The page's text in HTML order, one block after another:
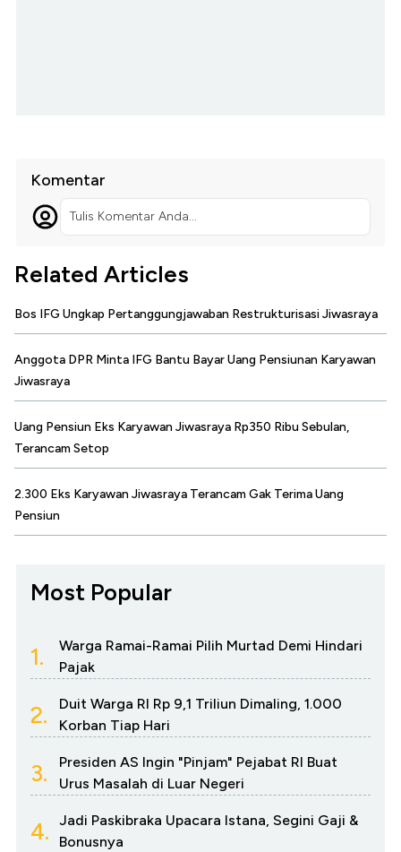
Komentar
Tulis Komentar Anda...
Related Articles
Bos IFG Ungkap Pertanggungjawaban Restrukturisasi Jiwasraya
Anggota DPR Minta IFG Bantu Bayar Uang Pensiunan Karyawan
Jiwasraya
Uang Pensiun Eks Karyawan Jiwasraya Rp350 Ribu Sebulan,
Terancam Setop
2.300 Eks Karyawan Jiwasraya Terancam Gak Terima Uang
Pensiun
Most Popular
1.
Warga Ramai-Ramai Pilih Murtad Demi Hindari
Pajak
2.
Duit Warga RI Rp 9,1 Triliun Dimaling, 1.000
Korban Tiap Hari
3.
Presiden AS Ingin "Pinjam" Pejabat RI Buat
Urus Masalah di Luar Negeri
4.
Jadi Paskibraka Upacara Istana, Segini Gaji &
Bonusnya